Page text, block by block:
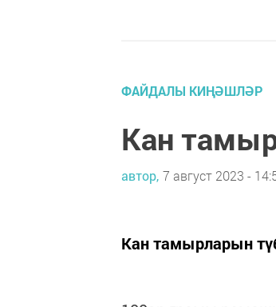
ФАЙДАЛЫ КИҢӘШЛӘР
Кан
автор, 7 август 2023 -
Кан тамырларын